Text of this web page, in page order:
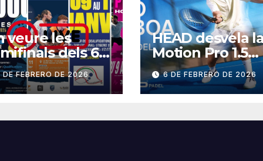
veure les
dels 6
del cap de
DE FEBRERO DE 2026
HEAD desvela
Motion Pro 1.5
BOA
6 DE FEBRERO DE 2026